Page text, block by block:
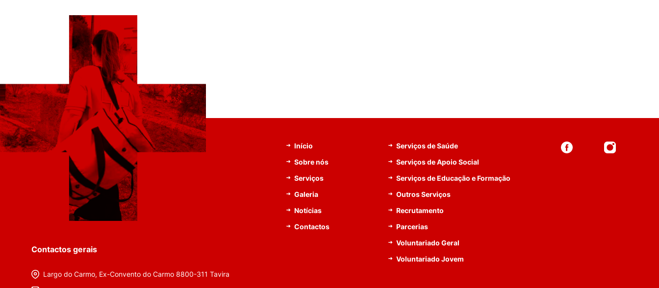
Contactos gerais
Largo do Carmo, Ex-Convento do Carmo 8800-311 Tavira
Início
Sobre nós
Serviços
Galeria
Notícias
Contactos
Serviços de Saúde
Serviços de Apoio Social
Serviços de Educação e Formação
Outros Serviços
Recrutamento
Parcerias
Voluntariado Geral
Voluntariado Jovem